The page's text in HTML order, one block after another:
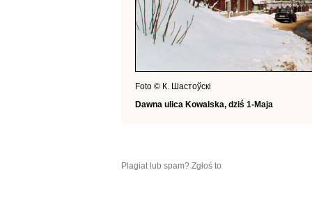
Foto © К. Шастоўскі
Dawna ulica Kowalska, dziś 1-Maja
Plagiat lub spam? Zgłoś to